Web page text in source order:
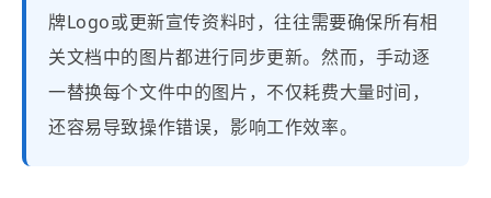
牌Logo或更新宣传资料时，往往需要确保所有相
关文档中的图片都进行同步更新。然而，手动逐
一替换每个文件中的图片，不仅耗费大量时间，
还容易导致操作错误，影响工作效率。